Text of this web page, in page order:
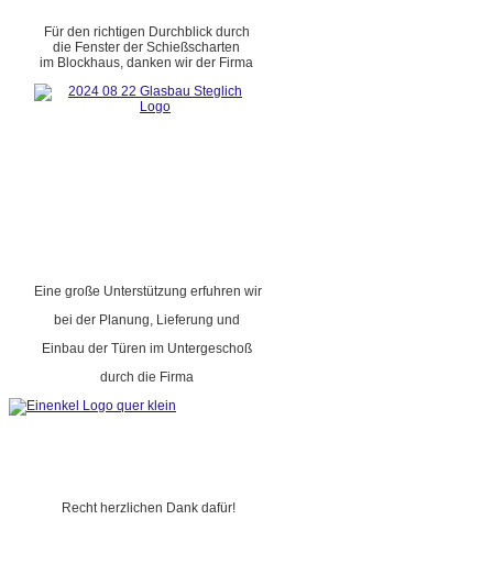
Für den richtigen Durchblick durch
die Fenster der Schießscharten
im Blockhaus, danken wir der Firma
Eine große Unterstützung erfuhren wir
bei der Planung, Lieferung und
Einbau der Türen im Untergeschoß
durch die Firma
Recht herzlichen Dank dafür!